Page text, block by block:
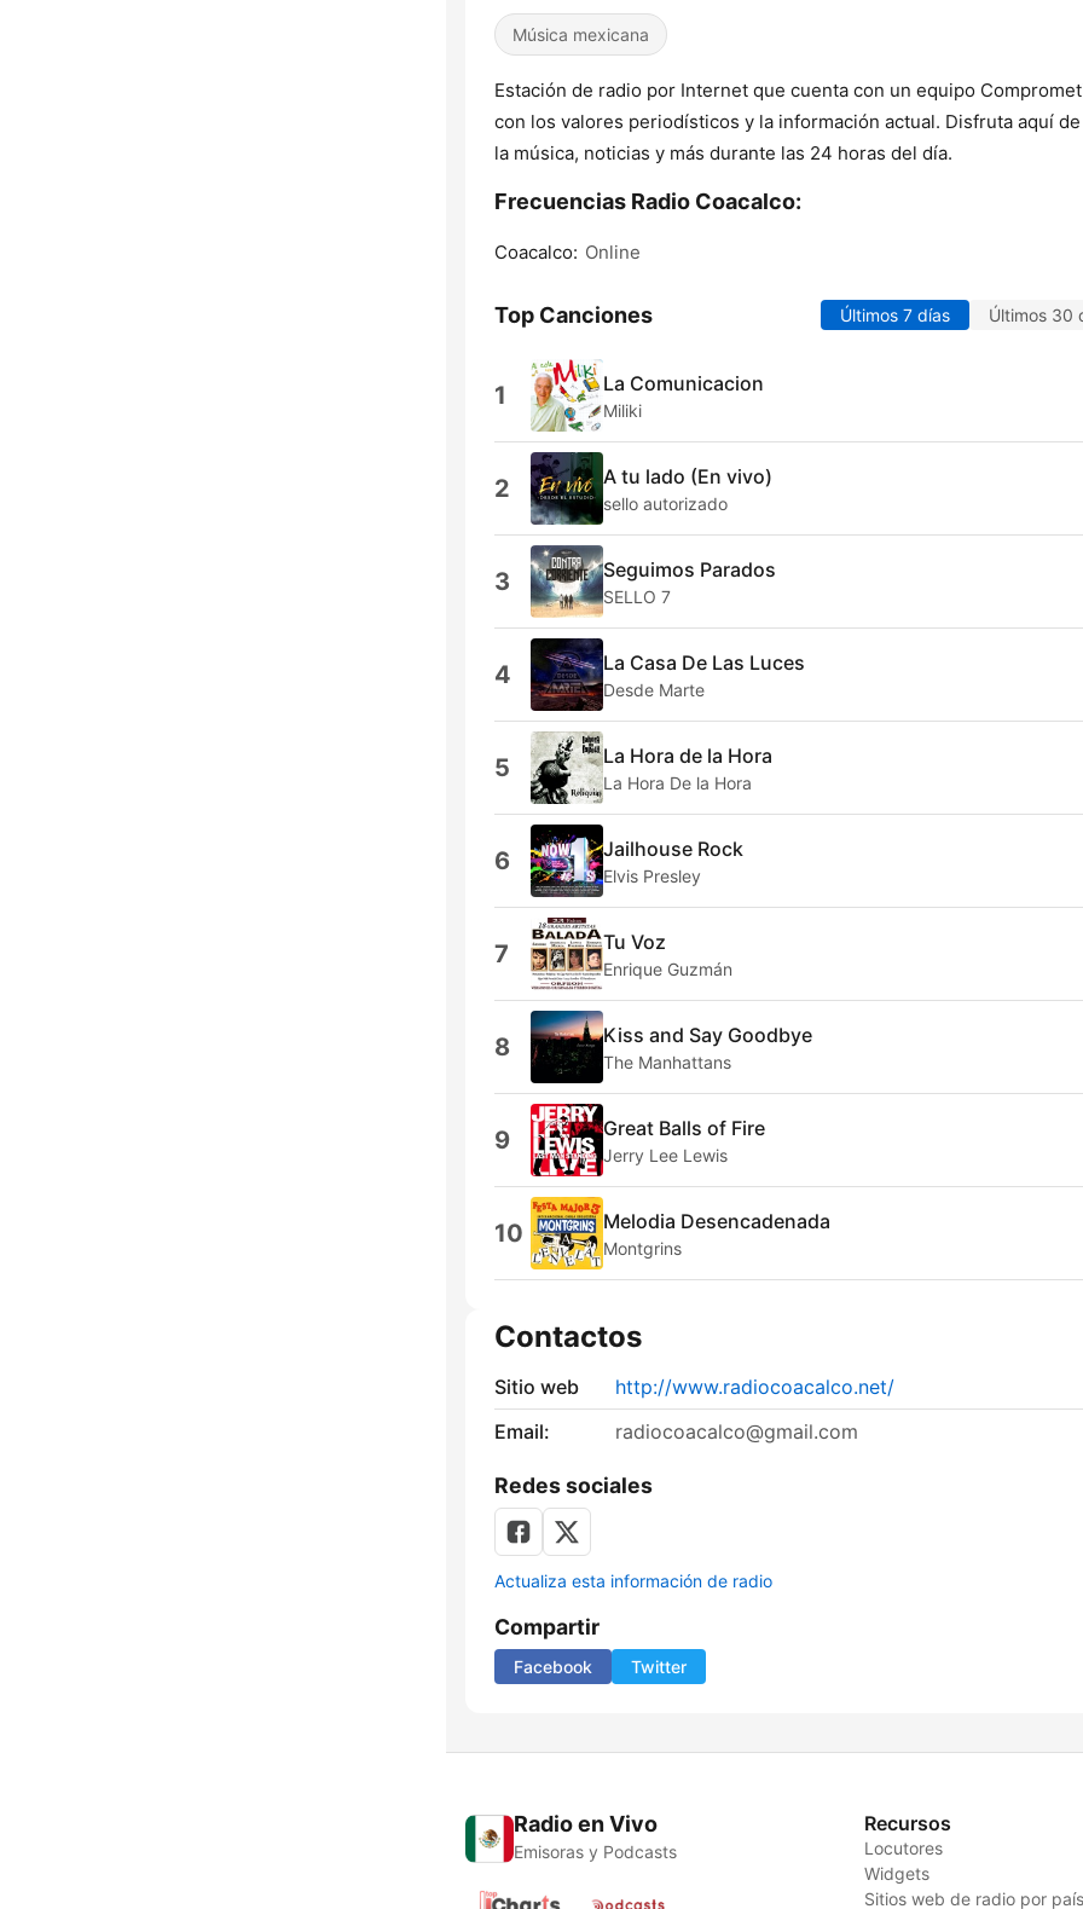
Música mexicana
Estación de radio por Internet que cuenta con un equipo
con los valores periodísticos y la información actual. Disfruta aquí
la música, noticias y más durante las 24 horas del día.
Frecuencias Radio Coacalco:
Coacalco: Online
Top Canciones Últimos 7 días Últimos 30
1 La Comunicacion
Miliki
2 A tu lado (En vivo)
sello autorizado
3 Seguimos Parados
SELLO 7
4 La Casa De Las Luces
Desde Marte
5 La Hora de la Hora
La Hora De la Hora
6 Jailhouse Rock
Elvis Presley
7 Tu Voz
Enrique Guzmán
8 Kiss and Say Goodbye
The Manhattans
9 Great Balls of Fire
Jerry Lee Lewis
10 Melodia Desencadenada
Montgrins
Contactos
Sitio web
http://www.radiocoacalco.net/
Email:
radiocoacalco@gmail.com
Redes sociales
Actualiza esta información de radio
Compartir
Facebook Twitter
Radio en Vivo
Emisoras y Podcasts
Recursos
Locutores
Widgets
Sitios web de radio por